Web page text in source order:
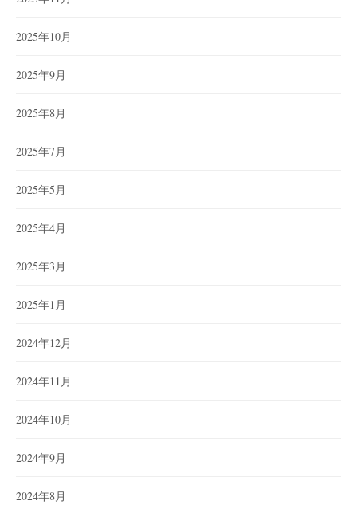
2025年10月
2025年9月
2025年8月
2025年7月
2025年5月
2025年4月
2025年3月
2025年1月
2024年12月
2024年11月
2024年10月
2024年9月
2024年8月